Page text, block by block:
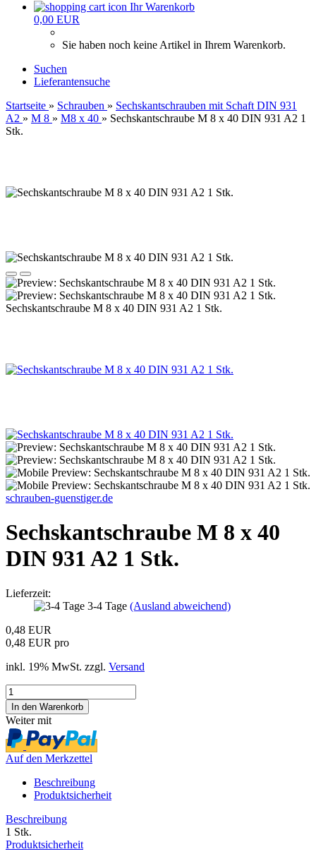
Ihr Warenkorb
0,00 EUR
Sie haben noch keine Artikel in Ihrem Warenkorb.
Suchen
Lieferantensuche
Startseite » Schrauben » Sechskantschrauben mit Schaft DIN 931
A2 » M 8 » M8 x 40 » Sechskantschraube M 8 x 40 DIN 931 A2 1
Stk.
Sechskantschraube M 8 x 40 DIN 931 A2 1 Stk.
schrauben-guenstiger.de
Sechskantschraube M 8 x 40
DIN 931 A2 1 Stk.
Lieferzeit:
3-4 Tage (Ausland abweichend)
0,48 EUR
0,48 EUR pro
inkl. 19% MwSt. zzgl. Versand
Weiter mit
Auf den Merkzettel
Beschreibung
Produktsicherheit
Beschreibung
1 Stk.
Produktsicherheit